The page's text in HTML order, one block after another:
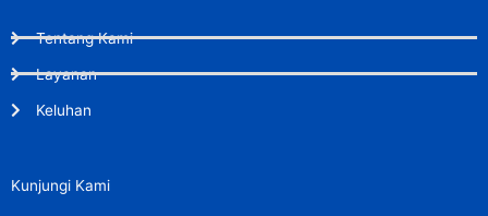
Tentang Kami
Layanan
Keluhan
Kunjungi Kami